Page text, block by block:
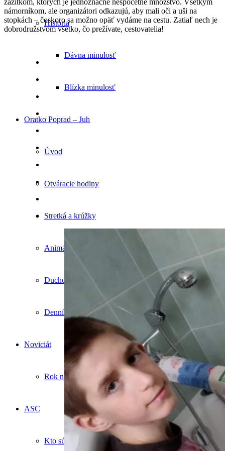
História
Dávna minulosť
Blízka minulosť
Oratko Poprad – Juh
Úvod
Otváracie hodiny
Stretká a krúžky
Animátorstvo
Duchovné ponuky
Denník Popradského Animátora
Noviciát
Rok noviciátu
ASC
Kto sú ASC
námorníkom, ale organizátori odkazujú, aby mali oči a uši na
stopkách – čoskoro sa možno opäť vydáme na cestu. Zatiaľ nech je
dobrodružstvom všetko, čo prežívate, cestovatelia!